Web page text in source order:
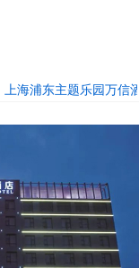
上海浦东主题乐园万信